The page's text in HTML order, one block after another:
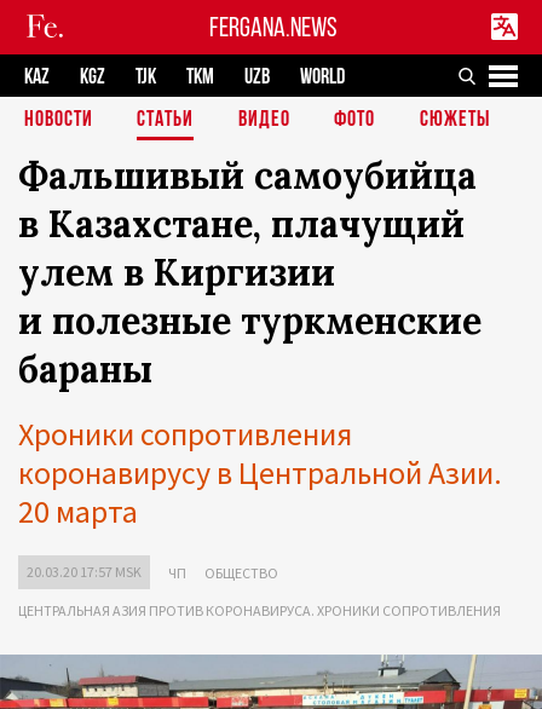
FERGANA.NEWS
KAZ KGZ TJK TKM UZB
WORLD
НОВОСТИ
СТАТЬИ ВИДЕО ФОТО СЮЖЕТЫ
Фальшивый самоубийца
в Казахстане, плачущий
улем в Киргизии
и полезные туркменские
бараны
Хроники сопротивления
коронавирусу в Центральной Азии.
20 марта
20.03.20 17:57 MSK ЧП ОБЩЕСТВО
ЦЕНТРАЛЬНАЯ АЗИЯ ПРОТИВ КОРОНАВИРУСА. ХРОНИКИ СОПРОТИВЛЕНИЯ